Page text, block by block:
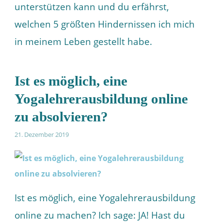
unterstützen kann und du erfährst,
welchen 5 größten Hindernissen ich mich
in meinem Leben gestellt habe.
Ist es möglich, eine
Yogalehrerausbildung online
zu absolvieren?
21. Dezember 2019
Ist es möglich, eine Yogalehrerausbildung
online zu machen? Ich sage: JA! Hast du